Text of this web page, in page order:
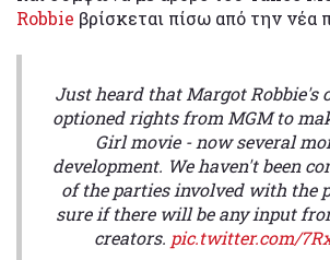
Robbie βρίσκεται πίσω από την νέα
Just heard that Margot Robbie's
optioned rights from MGM to
Girl movie - now several
development. We haven't been
of the parties involved with the
sure if there will be any input
creators. pic.twitter.com/